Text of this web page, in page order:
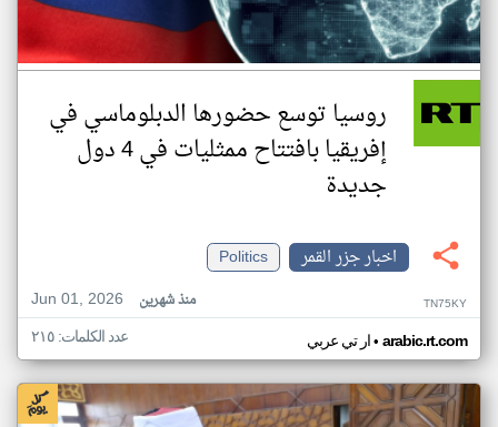
روسيا توسع حضورها الدبلوماسي في
إفريقيا بافتتاح ممثليات في 4 دول
جديدة
اخبار جزر القمر
Politics
Jun 01, 2026
منذ شهرين TN75KY
ار تي عربي• arabic.rt.com عدد الكلمات: ٢١٥